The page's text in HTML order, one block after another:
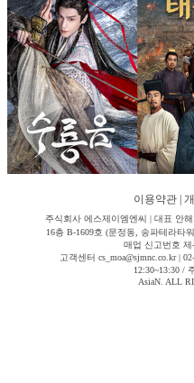
이용약관
주식회사 에스제이엠엔씨 | 대표 안
16층 B-1609호 (문정동, 송파테라타
매업 신고번호 제
고객센터 cs_moa@sjmnc.co.kr |
12:30~13:30 /
AsiaN. ALL